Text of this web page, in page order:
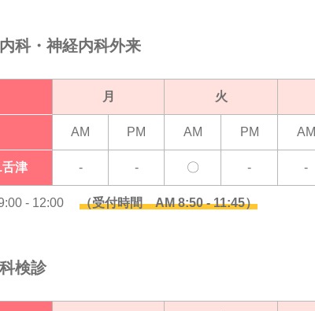
科・神経内科外来
月 火
AM PM AM PM AM
舌津 - - 〇 - -
- 12:00 （受付時間 AM 8:50 - 11:45）
検診